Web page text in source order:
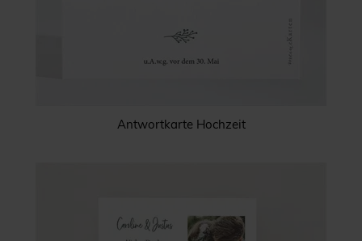
Antwortkarte Hochzeit